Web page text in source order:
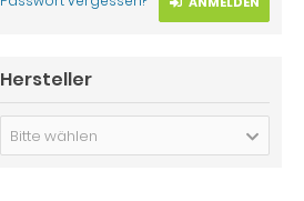
Hersteller
Bitte wählen